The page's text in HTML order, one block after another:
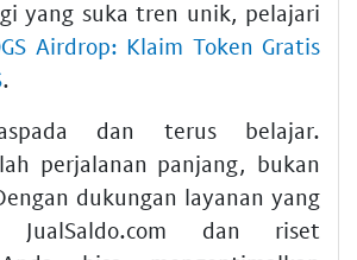
yang suka tren unik, pelajari
Airdrop: Klaim Token Gratis
.
dan terus belajar.
perjalanan panjang, bukan
dukungan layanan yang
dan riset